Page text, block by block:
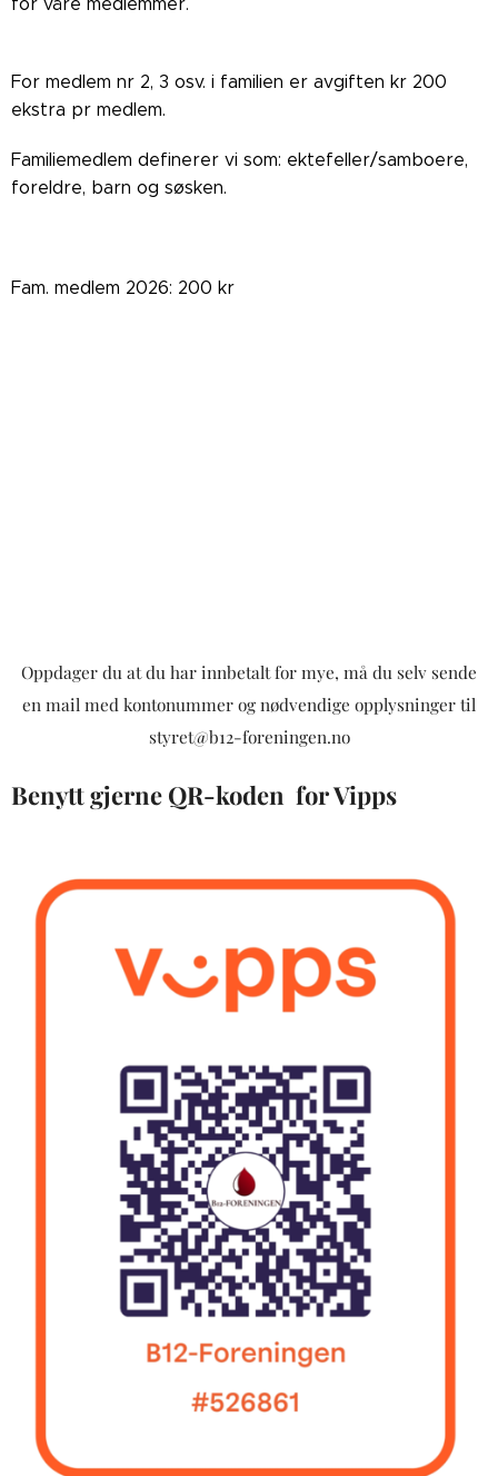
For medlem nr 2, 3 osv. i familien er avgiften kr 200
ekstra pr medlem.
Familiemedlem definerer vi som: ektefeller/samboere,
foreldre, barn og søsken.
Fam. medlem 2026: 200 kr
Oppdager du at du har innbetalt for mye, må du selv sende
en mail med kontonummer og nødvendige opplysninger til
styret@b12-foreningen.no
Benytt gjerne QR-koden for Vipps